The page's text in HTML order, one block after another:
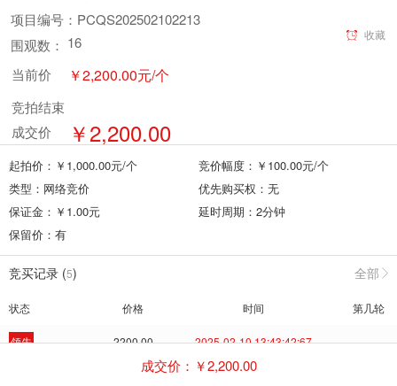
项目编号： PCQS202502102213
围观数： 16 收藏
当前价 ￥2,200.00元/个
竞拍结束
成交价
￥2,200.00
起拍价：￥ 1,000.00元/个 竞价幅度：￥ 100.00元/个
类型： 网络竞价 优先购买权： 无
保证金：￥ 1.00元 延时周期： 2分钟
保留价： 有
竞买记录 (5) 全部
状态 价格 时间 第几轮
领先 2200.00 2025-02-10 13:43:42:67 --
2100.00 2025-02-10 13:41:58:52
成交价：￥2,200.00